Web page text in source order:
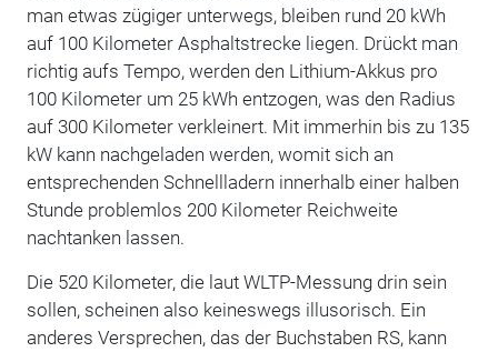
man etwas zügiger unterwegs, bleiben rund 20 kWh
auf 100 Kilometer Asphaltstrecke liegen. Drückt man
richtig aufs Tempo, werden den Lithium-Akkus pro
100 Kilometer um 25 kWh entzogen, was den Radius
auf 300 Kilometer verkleinert. Mit immerhin bis zu 135
kW kann nachgeladen werden, womit sich an
entsprechenden Schnellladern innerhalb einer halben
Stunde problemlos 200 Kilometer Reichweite
nachtanken lassen.
Die 520 Kilometer, die laut WLTP-Messung drin sein
sollen, scheinen also keineswegs illusorisch. Ein
anderes Versprechen, das der Buchstaben RS, kann